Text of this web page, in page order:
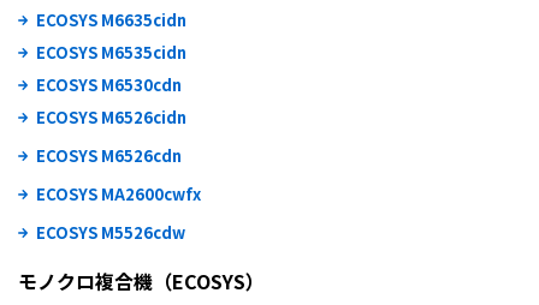
ECOSYS M6635cidn
ECOSYS M6535cidn
ECOSYS M6530cdn
ECOSYS M6526cidn
ECOSYS M6526cdn
ECOSYS MA2600cwfx
ECOSYS M5526cdw
モノクロ複合機（ECOSYS）